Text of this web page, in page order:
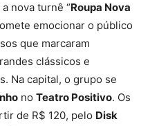
nova turnê “Roupa Nova
emocionar o público
que marcaram
clássicos e
Na capital, o grupo se
no Teatro Positivo. Os
de R$ 120, pelo Disk